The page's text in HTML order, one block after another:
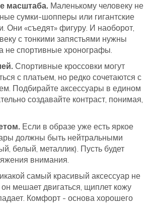
масштаба. Маленькому человеку не
сумки-шопперы или гигантские
Они «съедят» фигуру. И наоборот,
с тонкими запястьями нужны
не спортивные хронографы.
Спортивные кроссовки могут
с платьем, но редко сочетаются с
Подбирайте аксессуары в едином
создавайте контраст, понимая,
Если в образе уже есть яркое
должны быть нейтральными
белый, металлик). Пусть будет
внимания.
самый красивый аксессуар не
он мешает двигаться, щиплет кожу
Комфорт - основа хорошего